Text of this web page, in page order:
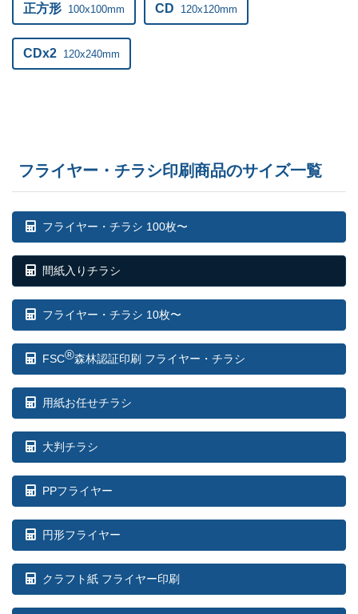
正方形 100x100mm CD 120x120mm
CDx2 120x240mm
フライヤー・チラシ印刷商品のサイズ一覧
フライヤー・チラシ 100枚〜
間紙入りチラシ
フライヤー・チラシ 10枚〜
FSC®森林認証印刷 フライヤー・チラシ
用紙お任せチラシ
大判チラシ
PPフライヤー
円形フライヤー
クラフト紙 フライヤー印刷